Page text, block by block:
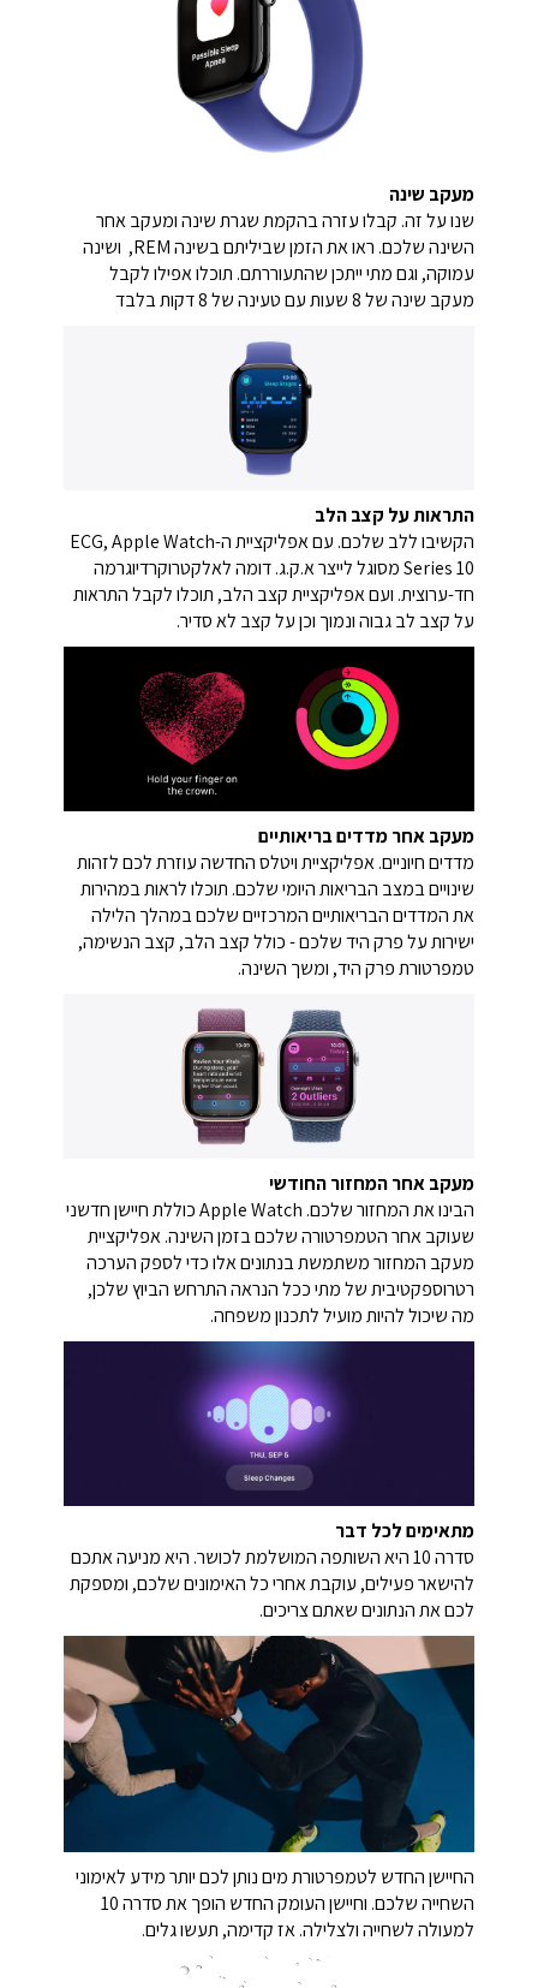
מעקב שינה
שנו על זה. קבלו עזרה בהקמת שגרת שינה ומעקב אחר
השינה שלכם. ראו את הזמן שביליתם בשינה REM, ושינה
עמוקה, וגם מתי ייתכן שהתעוררתם. תוכלו אפילו לקבל
מעקב שינה של 8 שעות עם טעינה של 8 דקות בלבד
התראות על קצב הלב
הקשיבו ללב שלכם. עם אפליקציית ה-ECG, Apple Watch
Series 10 מסוגל לייצר א.ק.ג. דומה לאלקטרוקרדיוגרמה
חד-ערוצית. ועם אפליקציית קצב הלב, תוכלו לקבל התראות
על קצב לב גבוה ונמוך וכן על קצב לא סדיר.
מעקב אחר מדדים בריאותיים
מדדים חיוניים. אפליקציית ויטלס החדשה עוזרת לכם לזהות
שינויים במצב הבריאות היומי שלכם. תוכלו לראות במהירות
את המדדים הבריאותיים המרכזיים שלכם במהלך הלילה
ישירות על פרק היד שלכם - כולל קצב הלב, קצב הנשימה,
טמפרטורת פרק היד, ומשך השינה.
מעקב אחר המחזור החודשי
הבינו את המחזור שלכם. Apple Watch כוללת חיישן חדשני
שעוקב אחר הטמפרטורה שלכם בזמן השינה. אפליקציית
מעקב המחזור משתמשת בנתונים אלו כדי לספק הערכה
רטרוספקטיבית של מתי ככל הנראה התרחש הביוץ שלכן,
מה שיכול להיות מועיל לתכנון משפחה.
מתאימים לכל דבר
סדרה 10 היא השותפה המושלמת לכושר. היא מניעה אתכם
להישאר פעילים, עוקבת אחרי כל האימונים שלכם, ומספקת
לכם את הנתונים שאתם צריכים.
החיישן החדש לטמפרטורת מים נותן לכם יותר מידע לאימוני
השחייה שלכם. וחיישן העומק החדש הופך את סדרה 10
למעולה לשחייה ולצלילה. אז קדימה, תעשו גלים.